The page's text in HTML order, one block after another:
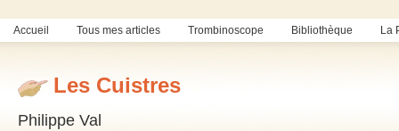
Accueil Tous mes articles Trombinoscope Bibliothèque La
Les Cuistres
Philippe Val